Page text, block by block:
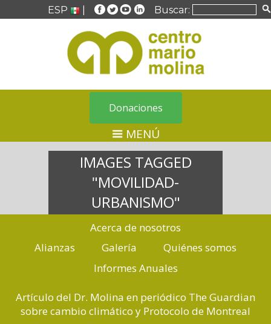
ESP Buscar:
Donaciones
MENÚ
IMAGES TAGGED
"MOVILIDAD-
URBANISMO"
Acerca de nosotros
Alianzas
Galería
Quiénes somos
Informes Anuales
Artículo del Dr. Molina en periódico The Guardian
sobre cambio climático y Protocolo de Montreal